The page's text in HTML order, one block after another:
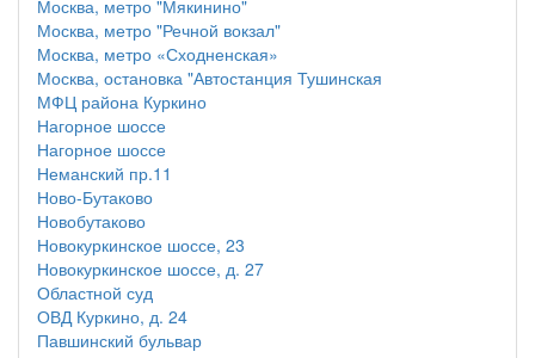
Москва, метро "Мякинино"
Москва, метро "Речной вокзал"
Москва, метро «Сходненская»
Москва, остановка "Автостанция Тушинская
МФЦ района Куркино
Нагорное шоссе
Нагорное шоссе
Неманский пр.11
Ново-Бутаково
Новобутаково
Новокуркинское шоссе, 23
Новокуркинское шоссе, д. 27
Областной суд
ОВД Куркино, д. 24
Павшинский бульвар